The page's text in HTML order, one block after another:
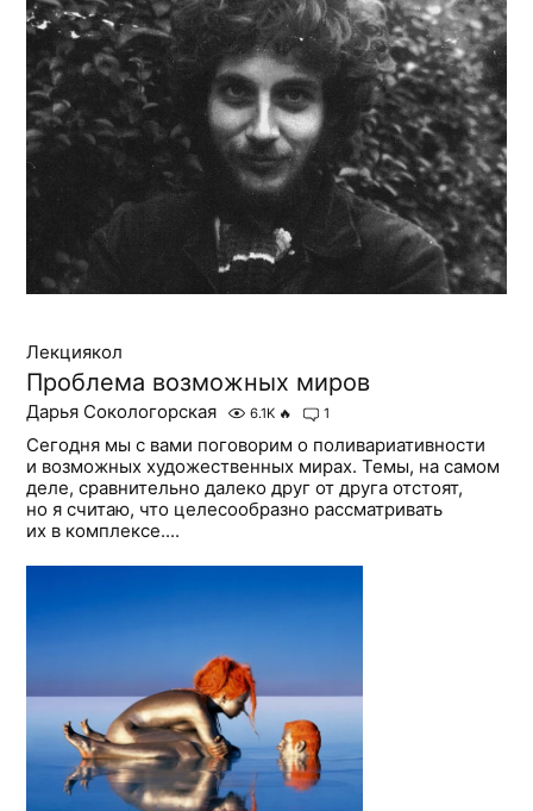
Лекциякол
Проблема возможных миров
Дарья Сокологорская 6.1K 🔥 1
Сегодня мы с вами поговорим о поливариативности
и возможных художественных мирах. Темы, на самом
деле, сравнительно далеко друг от друга отстоят,
но я считаю, что целесообразно рассматривать
их в комплексе....